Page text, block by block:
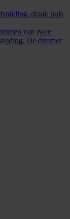
draai/ puls
van twee
De dimmer